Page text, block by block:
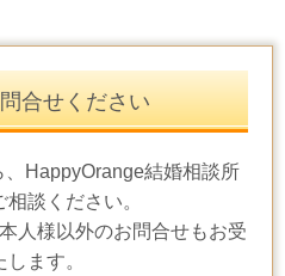
合せください
HappyOrange結婚相談所
談ください。
人様以外のお問合せもお受
します。